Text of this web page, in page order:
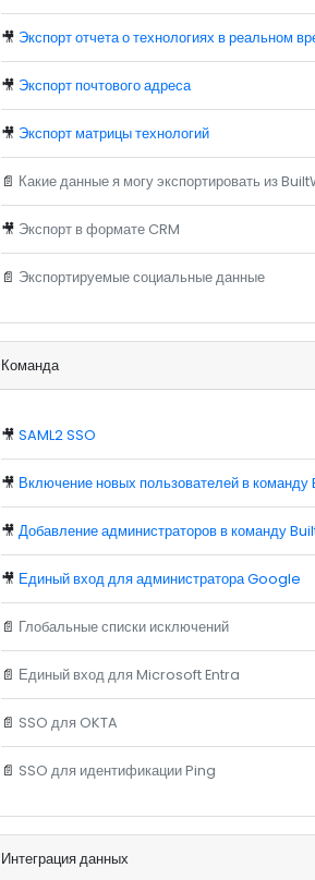
🎥 Экспорт отчета о технологиях в реальном
🎥 Экспорт почтового адреса
🎥 Экспорт матрицы технологий
📄 Какие данные я могу экспортировать из
🎥 Экспорт в формате CRM
📄 Экспортируемые социальные данные
Команда
🎥SAML2 SSO
🎥 Включение новых пользователей в команду
🎥Добавление администраторов в команду
🎥 Единый вход для администратора Google
📄 Глобальные списки исключений
📄 Единый вход для Microsoft Entra
📄 SSO для OKTA
📄 SSO для идентификации Ping
Интеграция данных